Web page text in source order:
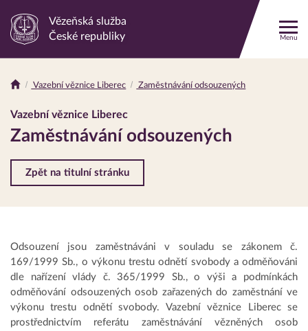
Odkaz
stránku
Vězeňská služba
České republiky
Menu
Drobečková
navigace
Vazební věznice Liberec Zaměstnávání odsouzených
Vazební věznice Liberec
Zaměstnávání odsouzených
Zpět na titulní stránku
Odsouzení jsou zaměstnáváni v souladu se zákonem č.
169/1999 Sb., o výkonu trestu odnětí svobody a odměňováni
dle nařízení vlády č. 365/1999 Sb., o výši a podmínkách
odměňování odsouzených osob zařazených do zaměstnání ve
výkonu trestu odnětí svobody. Vazební věznice Liberec se
prostřednictvím referátu zaměstnávání vězněných osob